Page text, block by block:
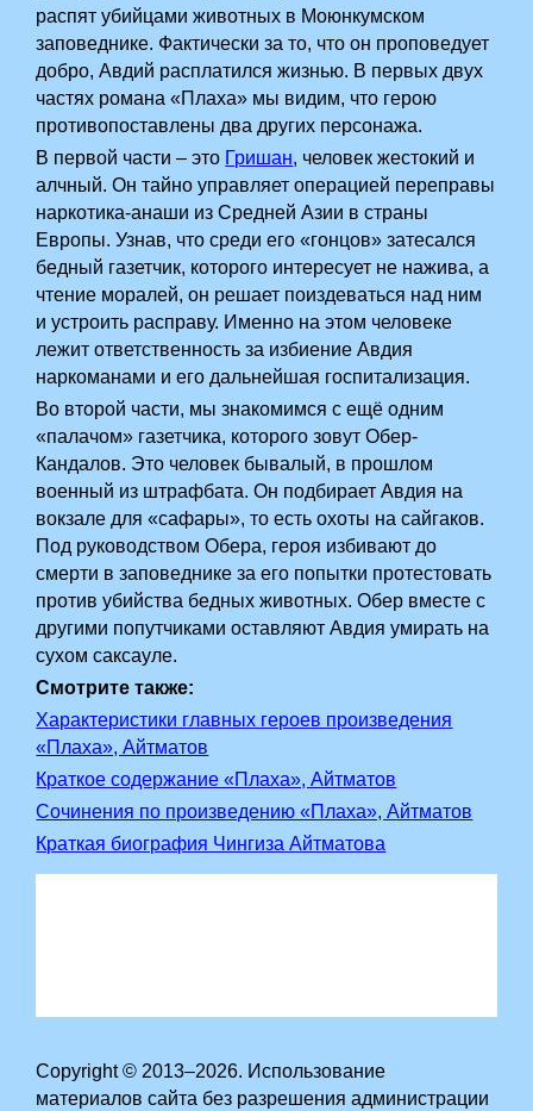
распят убийцами животных в Моюнкумском
заповеднике. Фактически за то, что он проповедует
добро, Авдий расплатился жизнью. В первых двух
частях романа «Плаха» мы видим, что герою
противопоставлены два других персонажа.
В первой части – это Гришан, человек жестокий и
алчный. Он тайно управляет операцией переправы
наркотика-анаши из Средней Азии в страны
Европы. Узнав, что среди его «гонцов» затесался
бедный газетчик, которого интересует не нажива, а
чтение моралей, он решает поиздеваться над ним
и устроить расправу. Именно на этом человеке
лежит ответственность за избиение Авдия
наркоманами и его дальнейшая госпитализация.
Во второй части, мы знакомимся с ещё одним
«палачом» газетчика, которого зовут Обер-
Кандалов. Это человек бывалый, в прошлом
военный из штрафбата. Он подбирает Авдия на
вокзале для «сафары», то есть охоты на сайгаков.
Под руководством Обера, героя избивают до
смерти в заповеднике за его попытки протестовать
против убийства бедных животных. Обер вместе с
другими попутчиками оставляют Авдия умирать на
сухом саксауле.
Смотрите также:
Характеристики главных героев произведения
«Плаха», Айтматов
Краткое содержание «Плаха», Айтматов
Сочинения по произведению «Плаха», Айтматов
Краткая биография Чингиза Айтматова
Copyright © 2013–2026. Использование
материалов сайта без разрешения администрации